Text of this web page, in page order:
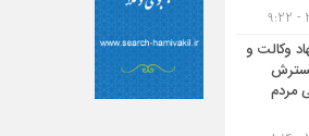
وکالت و
مردم